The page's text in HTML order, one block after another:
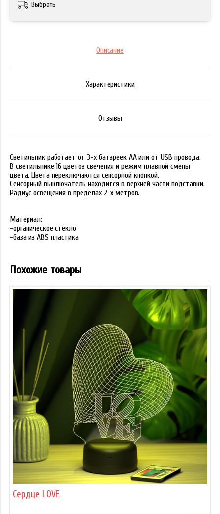
Выбрать
Описание
Характеристики
Отзывы
Светильник работает от 3-х батареек АА или от USB провода.
В светильнике 16 цветов свечения и режим плавной смены
цвета. Цвета переключаются сенсорной кнопкой.
Сенсорный выключатель находится в верхней части подставки.
Радиус освещения в пределах 2-х метров.
Материал:
-органическое стекло
-база из ABS пластика
Похожие товары
Сердце LOVE